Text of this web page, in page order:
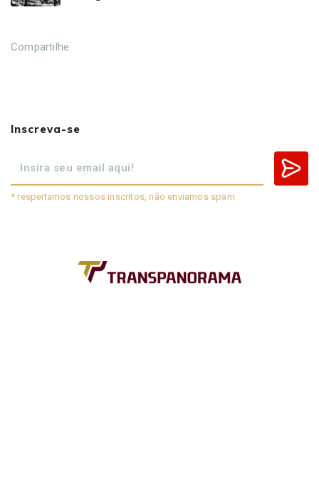
Compartilhe
Inscreva-se
* respeitamos nossos inscritos, não enviamos spam.